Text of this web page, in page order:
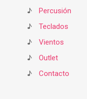
♪
Percusión
♪
Teclados
♪
Vientos
♪
Outlet
♪
Contacto